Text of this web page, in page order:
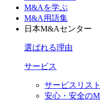
M&Aを学ぶ
M&A用語集
日本M&Aセンター
選ばれる理由
サービス
サービスリスト
安心・安全の